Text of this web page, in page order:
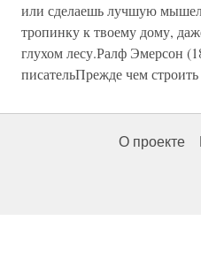
или сделаешь лучшую
тропинку к твоему дому,
глухом лесу.Ралф Эмерсон
писательПрежде чем строить
О проекте